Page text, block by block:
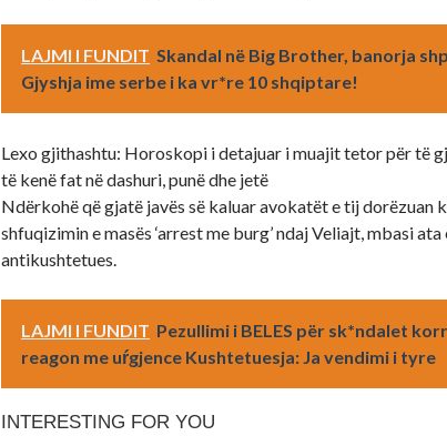
LAJMI I FUNDIT Skandal në Big Brother, banorja
Gjyshja ime serbe i ka vr*re 10 shqiptare!
Lexo gjithashtu: Horoskopi i detajuar i muajit tetor për të
të kenë fat në dashuri, punë dhe jetë
Ndërkohë që gjatë javës së kaluar avokatët e tij dorëzuan
shfuqizimin e masës ‘arrest me burg’ ndaj Veliajt, mbasi
antikushtetues.
LAJMI I FUNDIT Pezullimi i BELES për sk*ndalet
reagon me uŕgjence Kushtetuesja: Ja vendimi i tyre